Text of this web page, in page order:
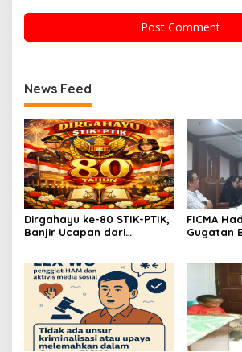
News Feed
Dirgahayu ke-80 STIK-PTIK,
Banjir Ucapan dari
FICMA
Gugatan